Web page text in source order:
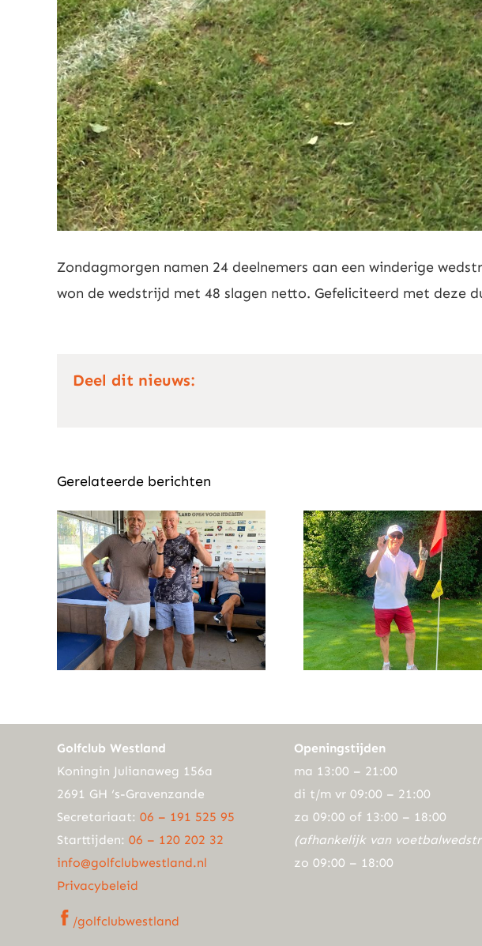
Zondagmorgen namen 24 deelnemers aan een winderige
won de wedstrijd met 48 slagen netto. Gefeliciteerd met deze
Deel dit nieuws:
Gerelateerde berichten
Golfclub Westland
Koningin Julianaweg 156a
2691 GH ‘s-Gravenzande
Secretariaat: 06 – 191 525 95
Starttijden: 06 – 120 202 32
info@golfclubwestland.nl
Privacybeleid
/golfclubwestland
Openingstijden
ma 13:00 – 21:00
di t/m vr 09:00 – 21:00
za 09:00 of 13:00 – 18:00
(afhankelijk van
zo 09:00 – 18:00